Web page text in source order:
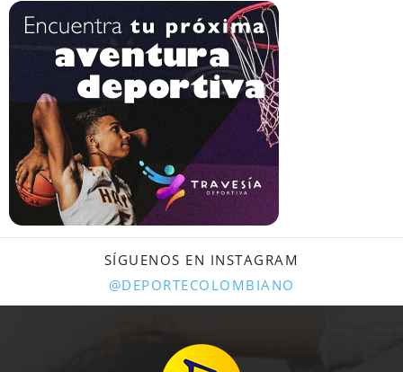
SÍGUENOS EN INSTAGRAM
@DEPORTECOLOMBIANO